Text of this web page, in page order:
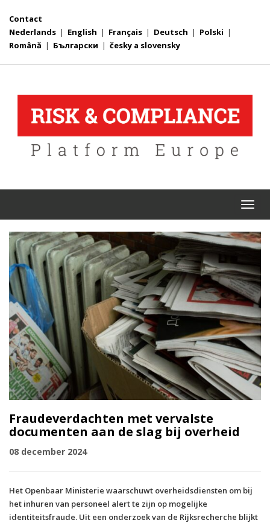
Contact
Nederlands | English | Français | Deutsch | Polski |
Română | Български | česky a slovensky
Fraudeverdachten met vervalste
documenten aan de slag bij overheid
08 december 2024
Het Openbaar Ministerie waarschuwt overheidsdiensten om bij
het inhuren van personeel alert te zijn op mogelijke
identiteitsfraude. Uit een onderzoek van de Rijksrecherche blijkt